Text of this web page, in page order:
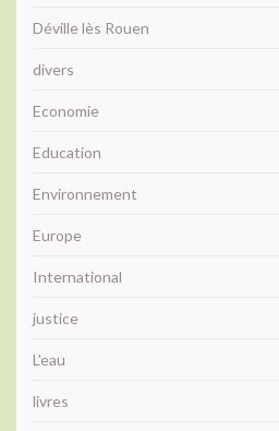
Déville lès Rouen
divers
Economie
Education
Environnement
Europe
International
justice
L'eau
livres